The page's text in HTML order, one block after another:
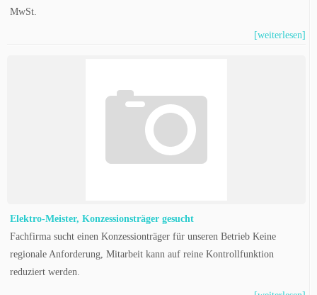
MwSt.
[weiterlesen]
Elektro-Meister, Konzessionsträger gesucht
Fachfirma sucht einen Konzessionträger für unseren Betrieb Keine
regionale Anforderung, Mitarbeit kann auf reine Kontrollfunktion
reduziert werden.